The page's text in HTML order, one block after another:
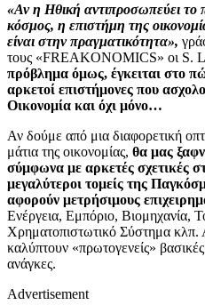
«Αν η Ηθική αντιπροσωπεύει το
κόσμος, η επιστήμη της
είναι στην πραγματικότητα»,
τους «FREAKONOMICS» οι S.
πρόβλημα όμως, έγκειται στο
αρκετοί επιστήμονες που
Οικονομία και όχι μόνο…
Αν δούμε από μια διαφορετική
μάτια της οικονομίας, θα μας
σύμφωνα με αρκετές σχετικές
μεγαλύτεροι τομείς της
αφορούν μετρήσιμους
Ενέργεια, Εμπόριο, Βιομηχανία,
Χρηματοπιστωτικό Σύστημα
καλύπτουν «πρωτογενείς»
ανάγκες.
Advertisement